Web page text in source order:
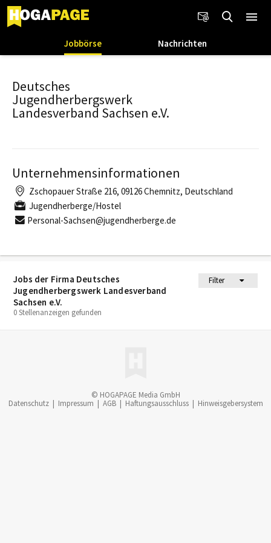
Jobbörse Nachrichten
Jobs der Firma Deutsches
Jugendherbergswerk Landesverband
Sachsen e.V.
Filter
0 Stellenanzeigen gefunden
Deutsches
Jugendherbergswerk
Landesverband Sachsen e.V.
Unternehmensinformationen
Zschopauer Straße 216, 09126 Chemnitz, Deutschland
Jugendherberge/Hostel
Personal-Sachsen@jugendherberge.de
© HOGAPAGE Media GmbH
Datenschutz | Impressum | AGB | Haftungsausschluss | Hinweisgebersystem